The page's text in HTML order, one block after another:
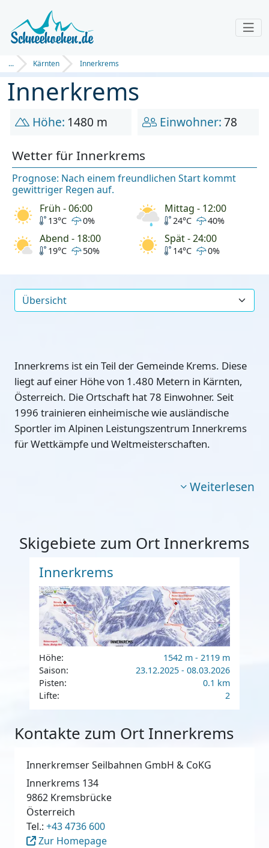
... Kärnten Innerkrems
Innerkrems
Höhe: 1480 m Einwohner:78
Wetter für Innerkrems
Prognose: Nach einem freundlichen Start kommt
gewittriger Regen auf.
Früh - 06:00
13°C 0%
Mittag - 12:00
24°C 40%
Abend - 18:00
19°C 50%
Spät - 24:00
14°C 0%
Innerkrems ist ein Teil der Gemeinde Krems. Diese
liegt auf einer Höhe von 1.480 Metern in Kärnten,
Österreich. Die Ortschaft hat 78 Einwohner. Seit
1996 trainieren einheimische wie ausländische
Sportler im Alpinen Leistungszentrum Innerkrems
für Wettkämpfe und Weltmeisterschaften.
Weiterlesen
Skigebiete zum Ort Innerkrems
Innerkrems
Höhe:
1542 m - 2119 m
Saison:
23.12.2025 - 08.03.2026
Pisten:
0.1 km
Lifte:
2
Kontakte zum Ort Innerkrems
Innerkremser Seilbahnen GmbH & CoKG
Innerkrems 134
9862 Kremsbrücke
Österreich
Tel.: +43 4736 600
Zur Homepage